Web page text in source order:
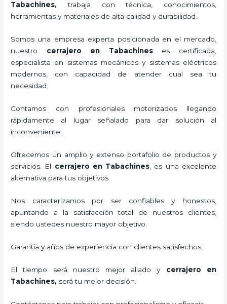
Tabachines,trabaja con técnica, conocimientos,
herramientas y materiales de alta calidad y durabilidad.
Somos una empresa experta posicionada en el mercado,
nuestro cerrajero en Tabachineses certificada,
especialista en sistemas mecánicos y sistemas eléctricos
modernos, con capacidad de atender cual sea tu
necesidad.
Contamos con profesionales motorizados llegando
rápidamente al lugar señalado para dar solución al
inconveniente.
Ofrecemos un amplio y extenso portafolio de productos y
servicios. El cerrajero en Tabachines , es una excelente
alternativa para tus objetivos.
Nos caracterizamos por ser confiables y honestos,
apuntando a la satisfacción total de nuestros clientes,
siendo ustedes nuestro mayor objetivo.
Garantía y años de experiencia con clientes satisfechos.
El tiempo será nuestro mejor aliado y cerrajero en
Tabachines, será tu mejor decisión.